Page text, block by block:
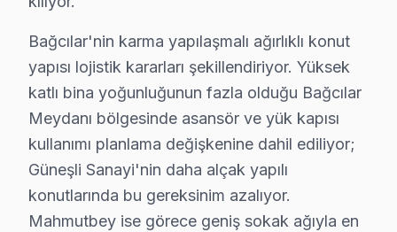
Techwood TV Teknik Profil ve Servis Rehberi
Techwood panel Teknik Servis Rehberi
Techwood akıllı TV'lerde En Sık Karşılaşılan Arızalar
Techwood servisimizde en yaygın HDMI ARC ses
Techwood Servis Yaklaşımımız
Ekonomik teknoloji ilkeleri doğrultusunda bu TV
bu cihaz TV Onarım Süreci
Bağcılar'nin karma yapılaşmalı ağırlıklı konut
yapısı lojistik kararları şekillendiriyor. Yüksek
katlı bina yoğunluğunun fazla olduğu Bağcılar
Meydanı bölgesinde asansör ve yük kapısı
kullanımı planlama değişkenine dahil ediliyor;
Güneşli Sanayi'nin daha alçak yapılı
konutlarında bu gereksinim azalıyor.
Mahmutbey ise görece geniş sokak ağıyla en